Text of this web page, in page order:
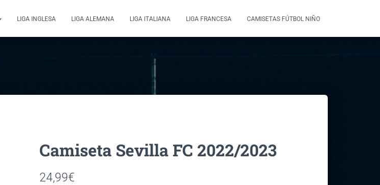
LIGA INGLESA LIGA ALEMANA LIGA ITALIANA LIGA FRANCESA CAMISETAS FÚTBOL NIÑO
Sevilla FC 2022/2023
24,99€